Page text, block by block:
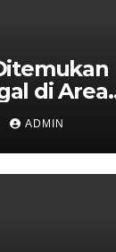
di Area
Tidak Ada
ADMIN